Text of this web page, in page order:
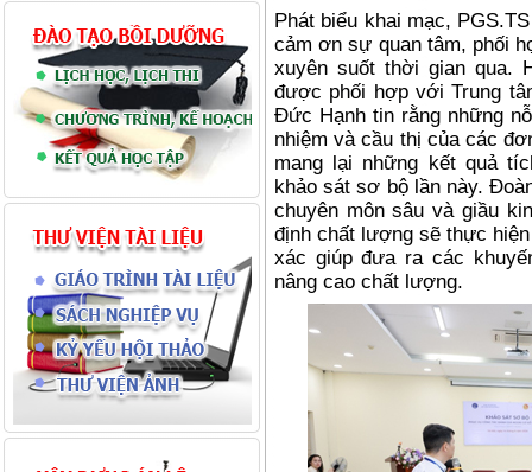
Phát biểu khai mạc,
cảm ơn sự quan tâm, phối
xuyên suốt thời gian qua.
được phối hợp với Trung
Đức Hạnh tin rằng những
nhiệm và cầu thị của các
mang lại những kết quả
khảo sát sơ bộ lần này.
chuyên môn sâu và giầu
định chất lượng sẽ thực
xác giúp đưa ra các
nâng cao chất lượng.